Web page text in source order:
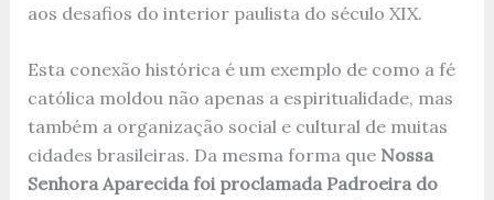
aos desafios do interior paulista do século XIX.
Esta conexão histórica é um exemplo de como a fé
católica moldou não apenas a espiritualidade, mas
também a organização social e cultural de muitas
cidades brasileiras. Da mesma forma que Nossa
Senhora Aparecida foi proclamada Padroeira do